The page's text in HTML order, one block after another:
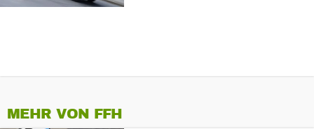
MEHR VON FFH